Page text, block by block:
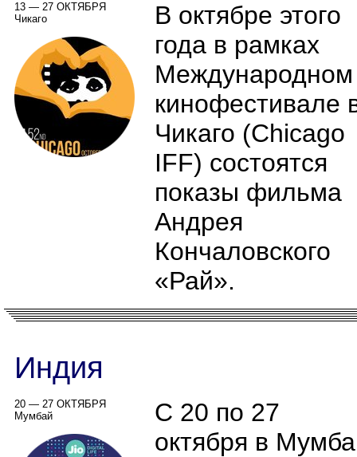
13 — 27 ОКТЯБРЯ
Чикаго
В октябре этого
года в рамках
Международном
кинофестивале
Чикаго (Chicago
IFF) состоятся
показы фильма
Андрея
Кончаловского
«Рай».
Индия
20 — 27 ОКТЯБРЯ
Мумбай
С 20 по 27
октября в